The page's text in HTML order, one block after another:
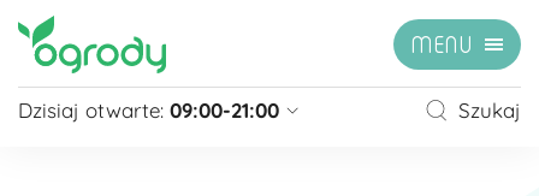
MENU
Dzisiaj otwarte: 09:00-21:00 Szukaj